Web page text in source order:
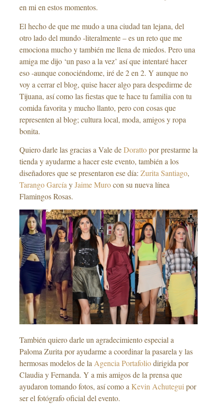
en mi en estos momentos.
El hecho de que me mudo a una ciudad tan lejana, del
otro lado del mundo -literalmente – es un reto que me
emociona mucho y también me llena de miedos. Pero una
amiga me dijo ‘un paso a la vez’ así que intentaré hacer
eso -aunque conociéndome, iré de 2 en 2. Y aunque no
voy a cerrar el blog, quise hacer algo para despedirme de
Tijuana, así como las fiestas que te hace tu familia con tu
comida favorita y mucho llanto, pero con cosas que
representen al blog; cultura local, moda, amigos y ropa
bonita.
Quiero darle las gracias a Vale deDorattopor prestarme la
tienda y ayudarme a hacer este evento, también a los
diseñadores que se presentaron ese día: Zurita Santiago,
Tarango García yJaime Murocon su nueva línea
Flamingos Rosas.
También quiero darle un agradecimiento especial a
Paloma Zurita por ayudarme a coordinar la pasarela y las
hermosas modelos de laAgencia Portafoliodirigida por
Claudia y Fernanda. Y a mis amigos de la prensa que
ayudaron tomando fotos, así como aKevin Achuteguipor
ser el fotógrafo oficial del evento.